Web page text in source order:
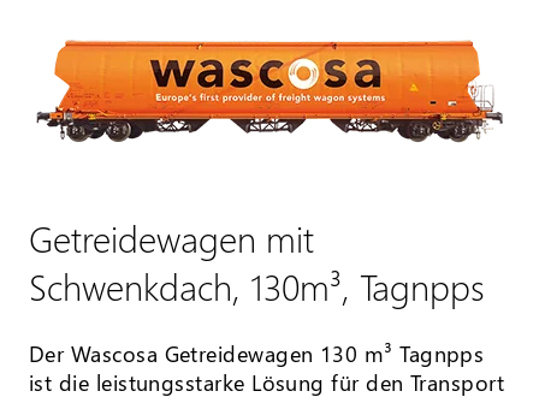
Getreidewagen mit
Schwenkdach, 130m³, Tagnpps
Der Wascosa Getreidewagen 130 m³ Tagnpps
ist die leistungsstarke Lösung für den Transport